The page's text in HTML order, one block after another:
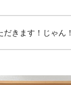
だきます！じゃん！